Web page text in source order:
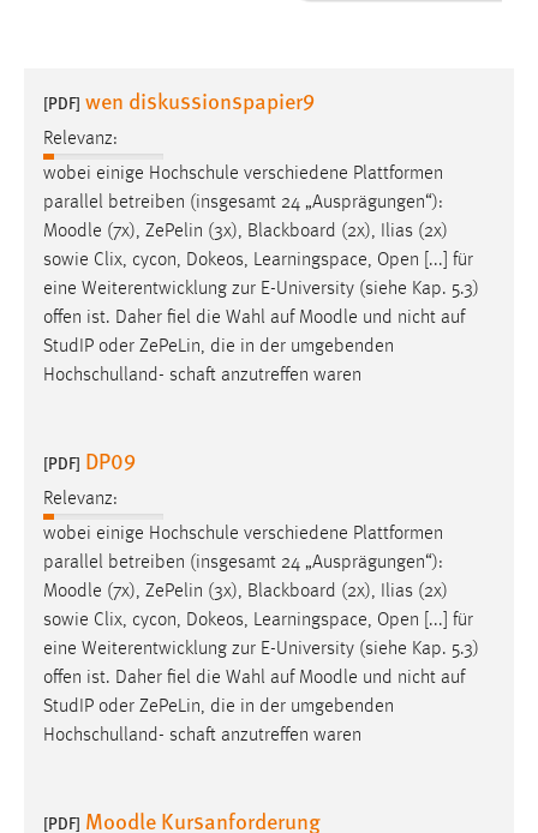
[PDF] wen diskussionspapier9
Relevanz:
wobei einige Hochschule verschiedene Plattformen
parallel betreiben (insgesamt 24 „Ausprägungen“):
Moodle (7x), ZePelin (3x), Blackboard (2x), Ilias (2x)
sowie Clix, cycon, Dokeos, Learningspace, Open [...] für
eine Weiterentwicklung zur E-University (siehe Kap. 5.3)
offen ist. Daher fiel die Wahl auf Moodle und nicht auf
StudIP oder ZePeLin, die in der umgebenden
Hochschulland- schaft anzutreffen waren
[PDF] DP09
Relevanz:
wobei einige Hochschule verschiedene Plattformen
parallel betreiben (insgesamt 24 „Ausprägungen“):
Moodle (7x), ZePelin (3x), Blackboard (2x), Ilias (2x)
sowie Clix, cycon, Dokeos, Learningspace, Open [...] für
eine Weiterentwicklung zur E-University (siehe Kap. 5.3)
offen ist. Daher fiel die Wahl auf Moodle und nicht auf
StudIP oder ZePeLin, die in der umgebenden
Hochschulland- schaft anzutreffen waren
[PDF] Moodle Kursanforderung
Performance
Name:
staticfilecache
Zweck:
Für performante Seitenauslieferung wird in diesem Cookie
gespeichert, ob man eingeloggt ist.
Sprachpräferenz
Name:
Das Cookie speichert die gewählte Sprache der Website.
Cookie Laufzeit:
30 Tage
Chat
Name:
MibewSessionID, MIBEW_UserID, mibew_locale, mibew-
chat-frame-style-5e9dbeb1811c0446
Cookie Laufzeit: